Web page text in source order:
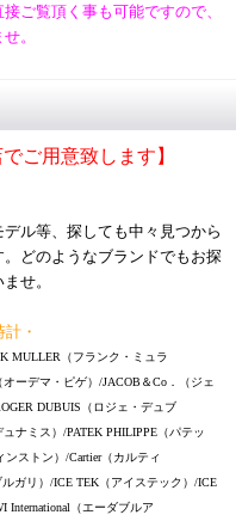
ご覧頂く事も可能ですので、
。
ご用意致します】
ル等、探しても中々見つから
どのようなブランドでもお探
せ。
・
MULLER（フランク・ミュラ
ーデマ・ピゲ）/JACOB＆Co．（ジェ
DUBUIS（ロジェ・デュブ
ナミス）/PATEK PHILIPPE（パテッ
ストン）/Cartier（カルティ
ガリ）/ICE TEK（アイステック）/ICE
（エーダブルア